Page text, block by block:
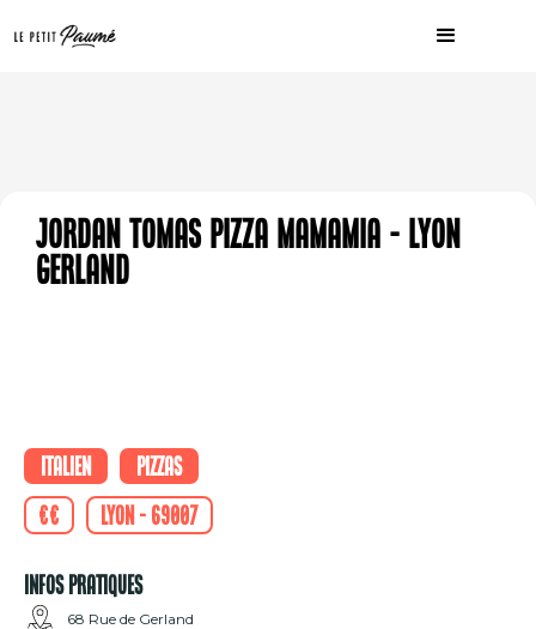
Jordan Tomas Pizza Mamamia - Lyon
Gerland
Italien
Pizzas
€€
Lyon - 69007
INFOS PRATIQUES
68 Rue de Gerland